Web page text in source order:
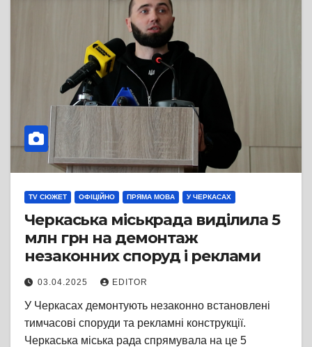
TV СЮЖЕТ ОФІЦІЙНО ПРЯМА МОВА У ЧЕРКАСАХ
Черкаська міськрада виділила 5
млн грн на демонтаж
незаконних споруд і реклами
03.04.2025 EDITOR
У Черкасах демонтують незаконно встановлені
тимчасові споруди та рекламні конструкції.
Черкаська міська рада спрямувала на це 5